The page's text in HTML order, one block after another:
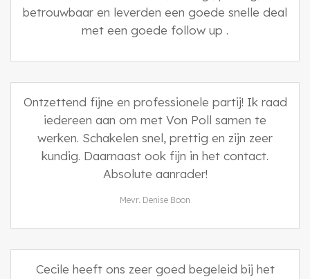
betrouwbaar en leverden een goede snelle deal
met een goede follow up .
Ontzettend fijne en professionele partij! Ik raad
iedereen aan om met Von Poll samen te
werken. Schakelen snel, prettig en zijn zeer
kundig. Daarnaast ook fijn in het contact.
Absolute aanrader!
Mevr. Denise Boon
Cecile heeft ons zeer goed begeleid bij het